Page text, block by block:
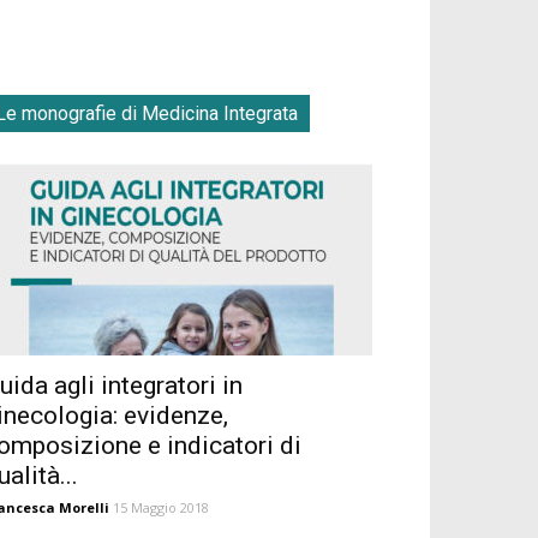
monografie di Medicina Integrata
agli integratori in
evidenze,
e indicatori di
Morelli 15 Maggio 2018